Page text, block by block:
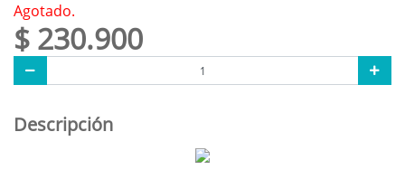
Agotado.
$ 230.900
Descripción